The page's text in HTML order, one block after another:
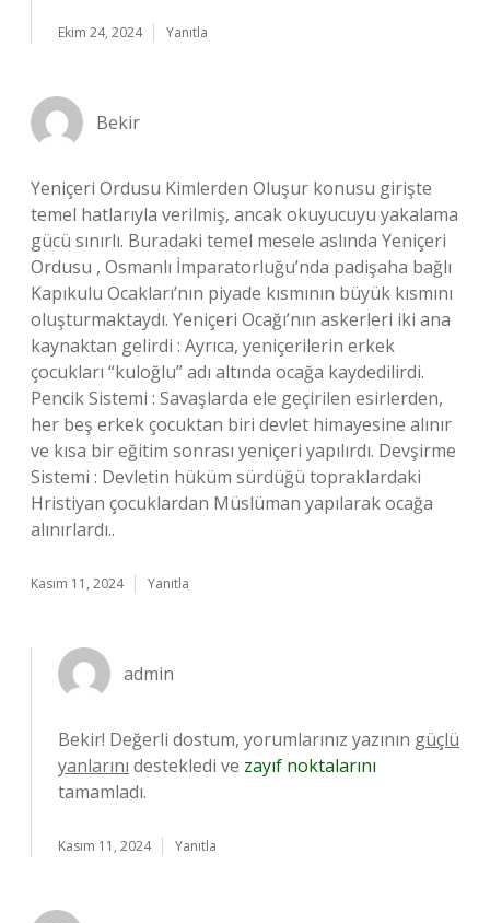
Ekim 24, 2024 Yanıtla
Bekir
Yeniçeri Ordusu Kimlerden Oluşur konusu girişte
temel hatlarıyla verilmiş, ancak okuyucuyu yakalama
gücü sınırlı. Buradaki temel mesele aslında Yeniçeri
Ordusu , Osmanlı İmparatorluğu’nda padişaha bağlı
Kapıkulu Ocakları’nın piyade kısmının büyük kısmını
oluşturmaktaydı. Yeniçeri Ocağı’nın askerleri iki ana
kaynaktan gelirdi : Ayrıca, yeniçerilerin erkek
çocukları “kuloğlu” adı altında ocağa kaydedilirdi.
Pencik Sistemi : Savaşlarda ele geçirilen esirlerden,
her beş erkek çocuktan biri devlet himayesine alınır
ve kısa bir eğitim sonrası yeniçeri yapılırdı. Devşirme
Sistemi : Devletin hüküm sürdüğü topraklardaki
Hristiyan çocuklardan Müslüman yapılarak ocağa
alınırlardı..
Kasım 11, 2024 Yanıtla
admin
Bekir! Değerli dostum, yorumlarınız yazının güçlü
yanlarını destekledi ve zayıf noktalarını
tamamladı.
Kasım 11, 2024 Yanıtla